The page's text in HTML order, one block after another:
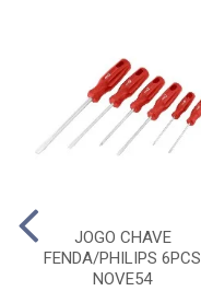
JOGO CHAVE
FENDA/PHILIPS 6PCS
NOVE54